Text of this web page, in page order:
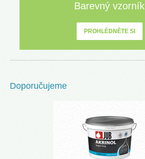
Barevný vzorník
PROHLÉDNĚTE SI
Doporučujeme